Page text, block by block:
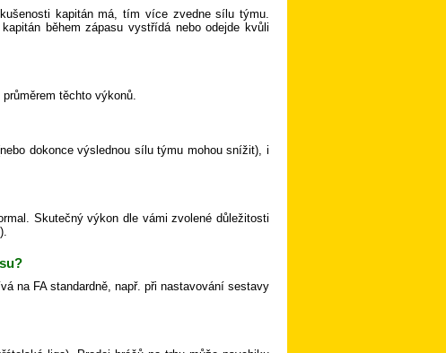
kapitán má, tím více zvedne sílu týmu.
během zápasu vystřídá nebo odejde kvůli
těchto výkonů.
dokonce výslednou sílu týmu mohou snížit), i
Skutečný výkon dle vámi zvolené důležitosti
na FA standardně, např. při nastavování sestavy